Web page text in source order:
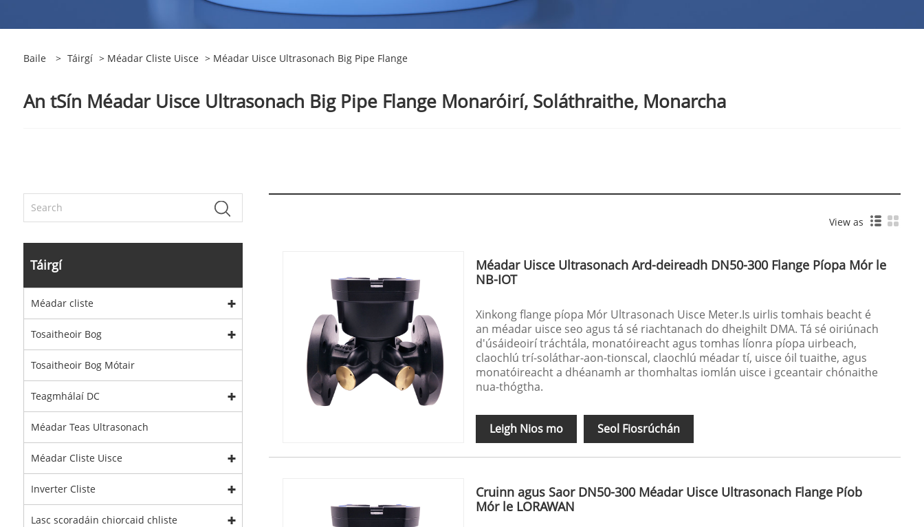
Baile > Táirgí > Méadar Cliste Uisce > Méadar Uisce Ultrasonach Big Pipe Flange
An tSín Méadar Uisce Ultrasonach Big Pipe Flange Monaróirí, Soláthraithe, Monarcha
Táirgí
Méadar cliste
Tosaitheoir Bog
Tosaitheoir Bog Mótair
Teagmhálaí DC
Méadar Teas Ultrasonach
Méadar Cliste Uisce
Inverter Cliste
Lasc scoradáin chiorcaid chliste
View as
Méadar Uisce Ultrasonach Ard-deireadh DN50-300 Flange Píopa Mór le
NB-IOT
Xinkong flange píopa Mór Ultrasonach Uisce Meter.Is uirlis tomhais beacht é
an méadar uisce seo agus tá sé riachtanach do dheighilt DMA. Tá sé oiriúnach
d'úsáideoirí tráchtála, monatóireacht agus tomhas líonra píopa uirbeach,
claochlú trí-soláthar-aon-tionscal, claochlú méadar tí, uisce óil tuaithe, agus
monatóireacht a dhéanamh ar thomhaltas iomlán uisce i gceantair chónaithe
nua-thógtha.
Leigh Nios mo Seol Fiosrúchán
Cruinn agus Saor DN50-300 Méadar Uisce Ultrasonach Flange Píob
Mór le LORAWAN